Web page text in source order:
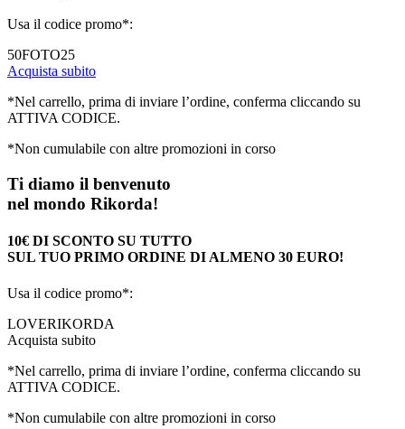
Usa il codice promo*:
50FOTO25
Acquista subito
*Nel carrello, prima di inviare l’ordine, conferma cliccando su
ATTIVA CODICE.
*Non cumulabile con altre promozioni in corso
Ti diamo il benvenuto
nel mondo Rikorda!
10€ DI SCONTO SU TUTTO
SUL TUO PRIMO ORDINE DI ALMENO 30 EURO!
Usa il codice promo*:
LOVERIKORDA
Acquista subito
*Nel carrello, prima di inviare l’ordine, conferma cliccando su
ATTIVA CODICE.
*Non cumulabile con altre promozioni in corso